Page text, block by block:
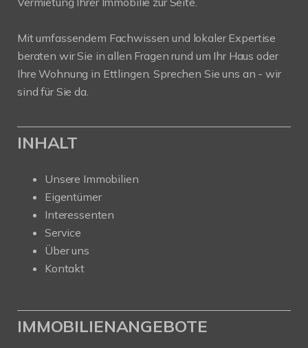
Mit umfassendem Fachwissen und lokaler Expertise
beraten wir Sie in allen Fragen rund um Ihr Haus oder
Ihre Wohnung in Ettlingen. Sprechen Sie uns an - wir
sind für Sie da.
INHALT
Unsere Immobilien
Eigentümer
Interessenten
Service
Über uns
Kontakt
IMMOBILIENANGEBOTE